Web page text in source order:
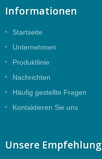
Informationen
Startseite
Unternehmen
Produktlinie
Nachrichten
Häufig gestellte Fragen
Kontaktieren Sie uns
Unsere Empfehlung